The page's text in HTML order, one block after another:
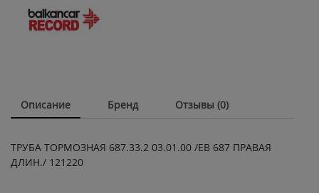
quantity
Описание Бренд Отзывы (0)
ТРУБА ТОРМОЗНАЯ 687.33.2 03.01.00 /ЕВ 687 ПРАВАЯ
ДЛИН./ 121220